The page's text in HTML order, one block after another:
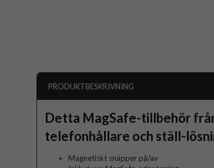
PRODUKTBESKRIVNING
Detta MagSafe-tillbehör
telefonhållare och ställ-
Magnetiskt snäpper på/av